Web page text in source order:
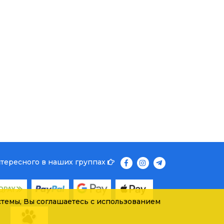
в наших группах
Вы соглашаетесь с использованием